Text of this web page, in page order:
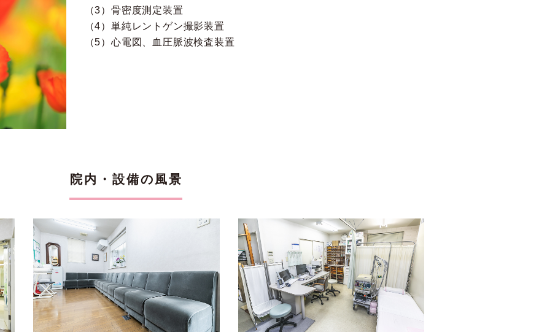
（3）骨密度測定装置
（4）単純レントゲン撮影装置
（5）心電図、血圧脈波検査装置
院内・設備の風景